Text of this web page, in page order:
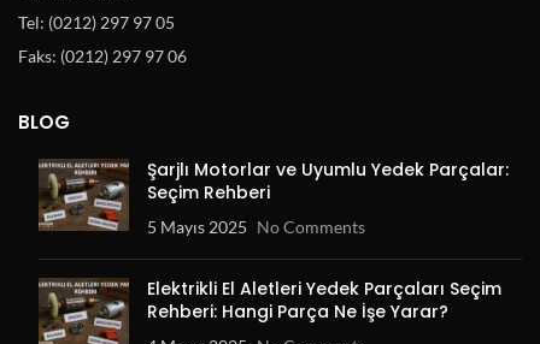
Tel: (0212) 297 97 05
Faks: (0212) 297 97 06
BLOG
Şarjlı Motorlar ve Uyumlu Yedek Parçalar:
Seçim Rehberi
5 Mayıs 2025 No Comments
Elektrikli El Aletleri Yedek Parçaları Seçim
Rehberi: Hangi Parça Ne İşe Yarar?